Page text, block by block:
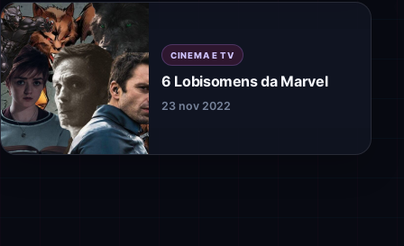
CINEMA E TV
6 Lobisomens da Marvel
23 nov 2022